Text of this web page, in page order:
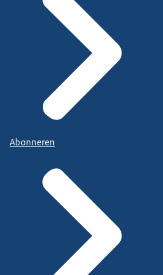
Abonneren